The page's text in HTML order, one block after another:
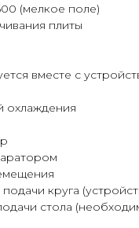
(мелкое поле)
плиты
вместе с
охлаждения
круга
стола